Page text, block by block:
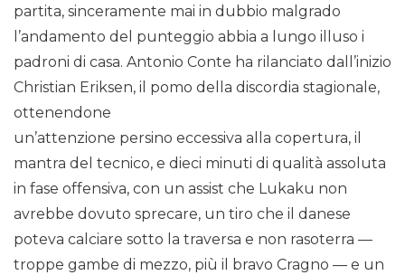
partita, sinceramente mai in dubbio malgrado
l’andamento del punteggio abbia a lungo illuso i
padroni di casa. Antonio Conte ha rilanciato dall’inizio
Christian Eriksen, il pomo della discordia stagionale,
ottenendone
un’attenzione persino eccessiva alla copertura, il
mantra del tecnico, e dieci minuti di qualità assoluta
in fase offensiva, con un assist che Lukaku non
avrebbe dovuto sprecare, un tiro che il danese
poteva calciare sotto la traversa e non rasoterra —
troppe gambe di mezzo, più il bravo Cragno — e un